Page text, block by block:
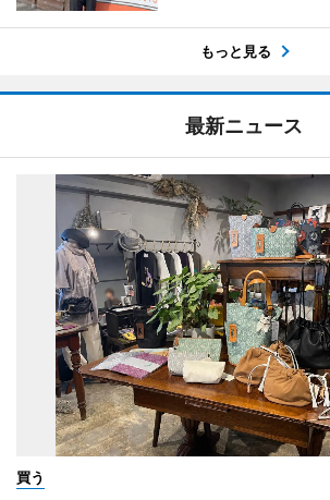
もっと見る
最新ニュース
買う